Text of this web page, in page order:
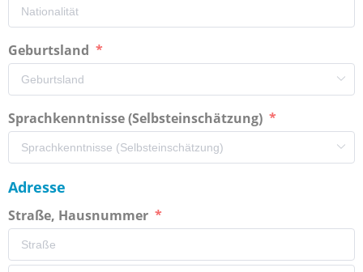
Geburtsland
Sprachkenntnisse (Selbsteinschätzung)
Adresse
Straße, Hausnummer